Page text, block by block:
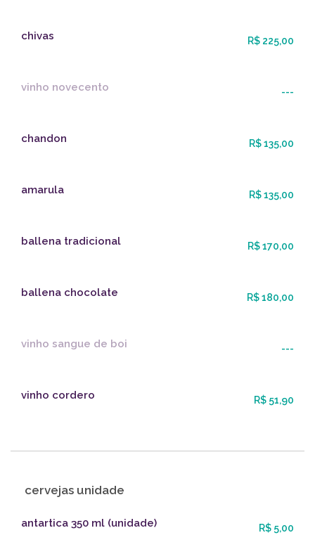
chivas R$ 225,00
vinho novecento ---
chandon R$ 135,00
amarula R$ 135,00
ballena tradicional R$ 170,00
ballena chocolate R$ 180,00
vinho sangue de boi ---
vinho cordero R$ 51,90
cervejas unidade
antartica 350 ml (unidade) R$ 5,00